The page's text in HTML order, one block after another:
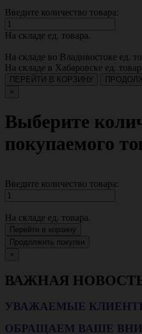
Введите количество товара:
На складе ед. товара.
На складе во Владивостоке ед.
На складе в Хабаровске ед.
ПЕРЕЙТИ В КОРЗИНУ
×
Выберите
покупаемого
Введите количество товара:
На складе ед. товара.
Перейти в корзину
Продолжить покупки
×
ВАЖНАЯ
УВАЖАЕМЫЕ
ОБРАЩАЕМ ВАШЕ